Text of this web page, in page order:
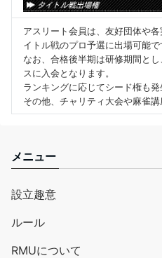
アスリート会員は、友好団体や
イトル戦のプロ予選に出場可能で
なお、合格後半期は研修期間と
スに入会となります。
ランキングに応じてシード権も発
その他、チャリティ大会や麻雀講
メニュー
設立趣意
ルール
RMUについて